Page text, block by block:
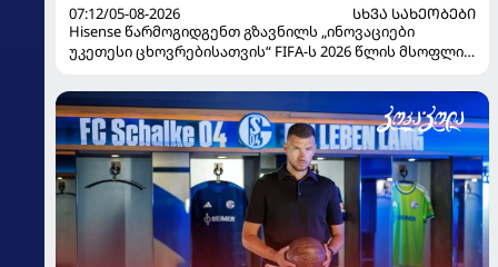
07:12/05-08-2026
ᲡᲮᲕᲐ ᲡᲐᲮᲔᲝᲑᲔᲑᲘ
Hisense წარმოგიდგენთ გზავნილს „ინოვაციები
უკეთესი ცხოვრებისათვის“ FIFA-ს 2026 წლის მსოფლიო